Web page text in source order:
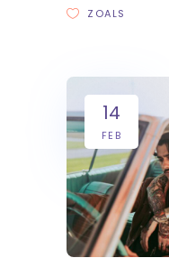
ZOALS
14
FEB